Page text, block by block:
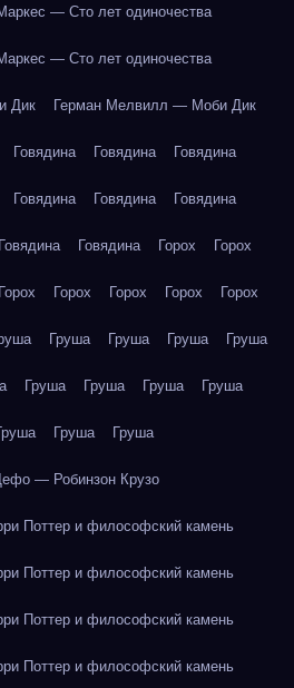
— Сто лет одиночества
— Сто лет одиночества
Дик Герман Мелвилл — Моби Дик
Говядина Говядина Говядина
Говядина Говядина Говядина
Говядина Говядина Горох Горох
Горох Горох Горох Горох Горох
Груша Груша Груша Груша
Груша Груша Груша Груша
Груша Груша
— Робинзон Крузо
Поттер и философский камень
Поттер и философский камень
Поттер и философский камень
Поттер и философский камень